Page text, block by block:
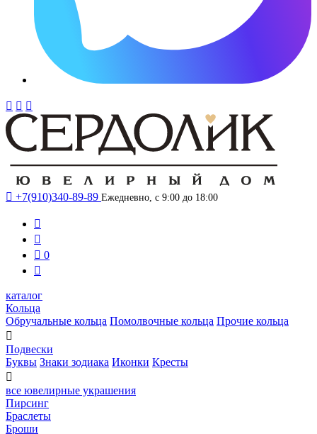
  
 +7(910)340-89-89 Ежедневно, с 9:00 до 18:00


 0

каталог
Кольца
Обручальные кольца Помолвочные кольца Прочие кольца

Подвески
Буквы Знаки зодиака Иконки Кресты

все ювелирные украшения
Пирсинг
Браслеты
Броши